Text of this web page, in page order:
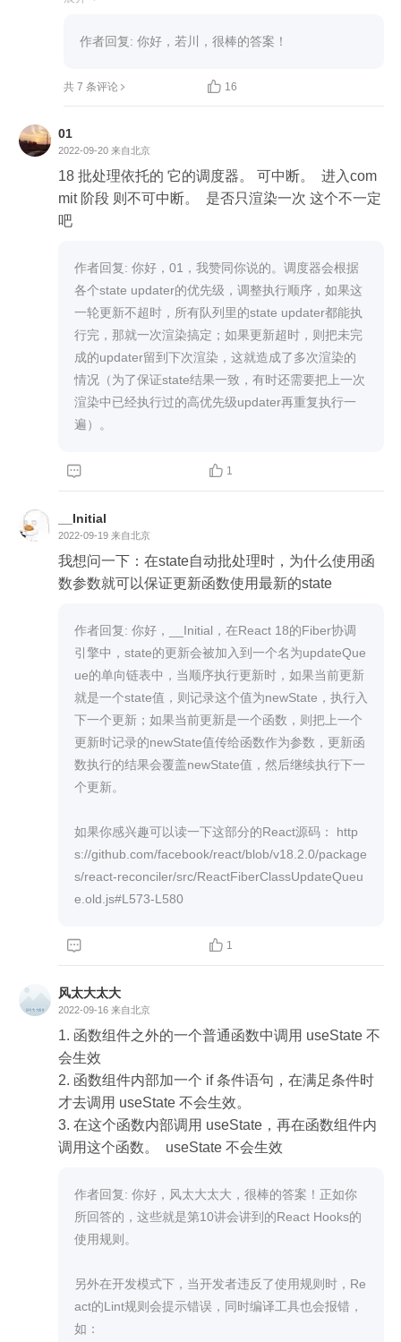
因为本质是链表。在各种判断中写 Hook 会导致节
e 中则是会触发渲染。
作者回复: 你好，若川，很棒的答案！
共 7 条评论  16
01
2022-09-20 来自北京
18 批处理依托的 它的调度器。 可中断。  进入com
mit 阶段 则不可中断。  是否只渲染一次 这个不一定
吧
作者回复: 你好，01，我赞同你说的。调度器会根据
各个state updater的优先级，调整执行顺序，如果这
一轮更新不超时，所有队列里的state updater都能执
行完，那就一次渲染搞定；如果更新超时，则把未完
成的updater留到下次渲染，这就造成了多次渲染的
情况（为了保证state结果一致，有时还需要把上一次
渲染中已经执行过的高优先级updater再重复执行一
遍）。
  1
__Initial
2022-09-19 来自北京
我想问一下：在state自动批处理时，为什么使用函
数参数就可以保证更新函数使用最新的state
作者回复: 你好，__Initial，在React 18的Fiber协调
引擎中，state的更新会被加入到一个名为updateQue
ue的单向链表中，当顺序执行更新时，如果当前更新
就是一个state值，则记录这个值为newState，执行入
下一个更新；如果当前更新是一个函数，则把上一个
更新时记录的newState值传给函数作为参数，更新函
数执行的结果会覆盖newState值，然后继续执行下一
个更新。
如果你感兴趣可以读一下这部分的React源码： http
s://github.com/facebook/react/blob/v18.2.0/package
s/react-reconciler/src/ReactFiberClassUpdateQueu
e.old.js#L573-L580
  1
风太大太大
2022-09-16 来自北京
1. 函数组件之外的一个普通函数中调用 useState 不
会生效
2. 函数组件内部加一个 if 条件语句，在满足条件时
才去调用 useState 不会生效。
3. 在这个函数内部调用 useState，再在函数组件内
作者回复: 你好，风太大太大，很棒的答案！正如你
所回答的，这些就是第10讲会讲到的React Hooks的
使用规则。
另外在开发模式下，当开发者违反了使用规则时，Re
act的Lint规则会提示错误，同时编译工具也会报错，
如：